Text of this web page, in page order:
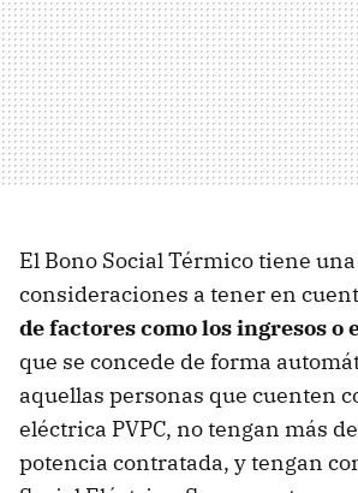
El Bono Social Térmico tiene
consideraciones a tener en
de factores como los ingresos o
que se concede de forma
aquellas personas que cuenten
eléctrica PVPC, no tengan más
potencia contratada, y tengan